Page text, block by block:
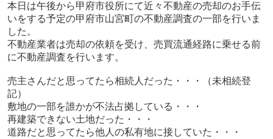
本日は午後から甲府市役所にて近々不動産の売却のお手伝
いをする予定の甲府市山宮町の不動産調査の一部を行いま
した。
不動産業者は売却の依頼を受け、売買流通経路に乗せる前
に不動産調査を行います。
売主さんだと思ってたら相続人だった・・・（未相続登
記）
敷地の一部を誰かが不法占拠している・・・
再建築できない土地だった・・・
道路だと思ってたら他人の私有地に接していた・・・